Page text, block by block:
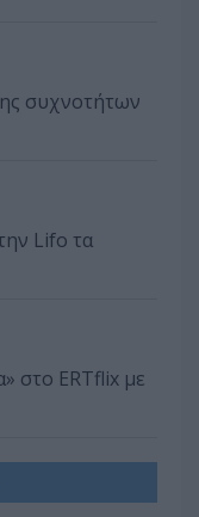
συχνοτήτων
Lifo τα
στο ERTflix με